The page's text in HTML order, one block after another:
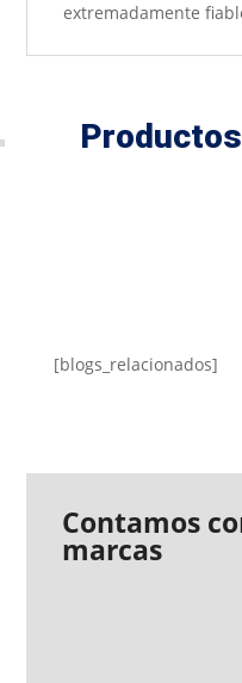
extremadamente
[blogs_relacionados]
Contamos
marcas